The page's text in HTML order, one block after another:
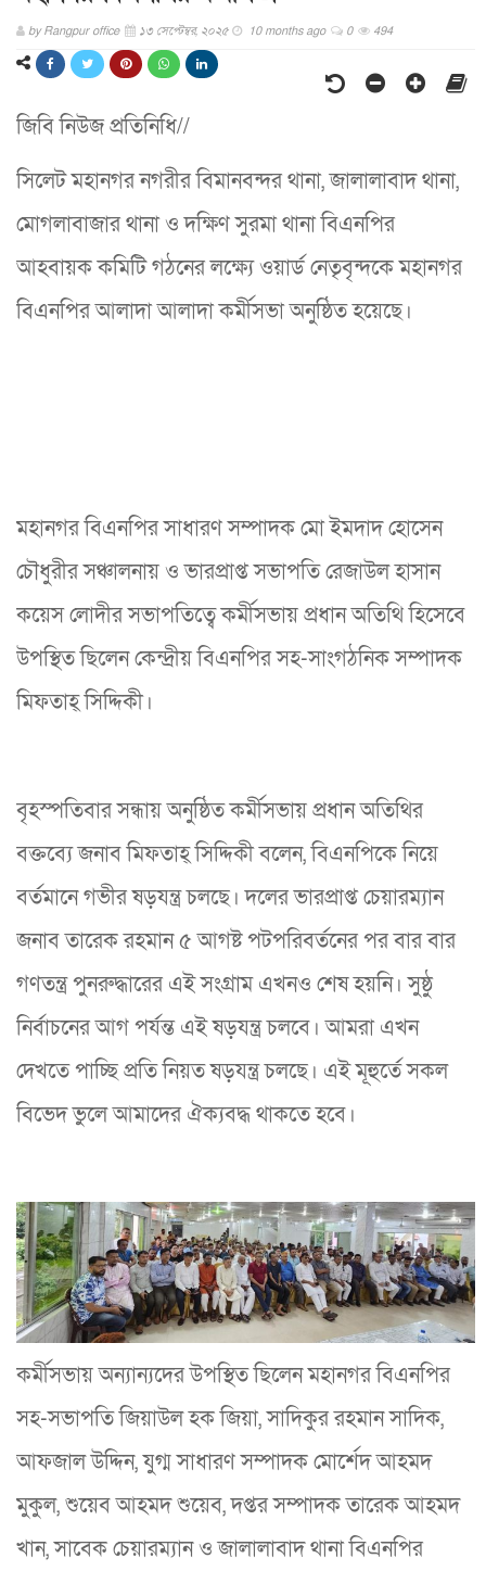
byRangpur office ১৩ সেপ্টেম্বর, ২০২৫ 10 months ago 0 494
জিবি নিউজ প্রতিনিধি//
সিলেট মহানগর নগরীর বিমানবন্দর থানা, জালালাবাদ থানা,
মোগলাবাজার থানা ও দক্ষিণ সুরমা থানা বিএনপির
আহবায়ক কমিটি গঠনের লক্ষ্যে ওয়ার্ড নেতৃবৃন্দকে মহানগর
বিএনপির আলাদা আলাদা কর্মীসভা অনুষ্ঠিত হয়েছে।
মহানগর বিএনপির সাধারণ সম্পাদক মো ইমদাদ হোসেন
চৌধুরীর সঞ্চালনায় ও ভারপ্রাপ্ত সভাপতি রেজাউল হাসান
কয়েস লোদীর সভাপতিত্বে কর্মীসভায় প্রধান অতিথি হিসেবে
উপস্থিত ছিলেন কেন্দ্রীয় বিএনপির সহ-সাংগঠনিক সম্পাদক
মিফতাহ্ সিদ্দিকী।
বৃহস্পতিবার সন্ধায় অনুষ্ঠিত কর্মীসভায় প্রধান অতিথির
বক্তব্যে জনাব মিফতাহ্ সিদ্দিকী বলেন, বিএনপিকে নিয়ে
বর্তমানে গভীর ষড়যন্ত্র চলছে। দলের ভারপ্রাপ্ত চেয়ারম্যান
জনাব তারেক রহমান ৫ আগষ্ট পটপরিবর্তনের পর বার বার
গণতন্ত্র পুনরুদ্ধারের এই সংগ্রাম এখনও শেষ হয়নি। সুষ্ঠু
নির্বাচনের আগ পর্যন্ত এই ষড়যন্ত্র চলবে। আমরা এখন
দেখতে পাচ্ছি প্রতি নিয়ত ষড়যন্ত্র চলছে। এই মূহুর্তে সকল
বিভেদ ভুলে আমাদের ঐক্যবদ্ধ থাকতে হবে।
কর্মীসভায় অন্যান্যদের উপস্থিত ছিলেন মহানগর বিএনপির
সহ-সভাপতি জিয়াউল হক জিয়া, সাদিকুর রহমান সাদিক,
আফজাল উদ্দিন, যুগ্ম সাধারণ সম্পাদক মোর্শেদ আহমদ
মুকুল, শুয়েব আহমদ শুয়েব, দপ্তর সম্পাদক তারেক আহমদ
খান, সাবেক চেয়ারম্যান ও জালালাবাদ থানা বিএনপির